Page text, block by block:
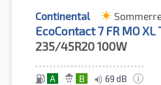
Continental
EcoContact 7 FR MO XL
235/45R20100W
A B 69 dB